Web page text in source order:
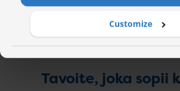
Customize
Tavoite, joka sopii